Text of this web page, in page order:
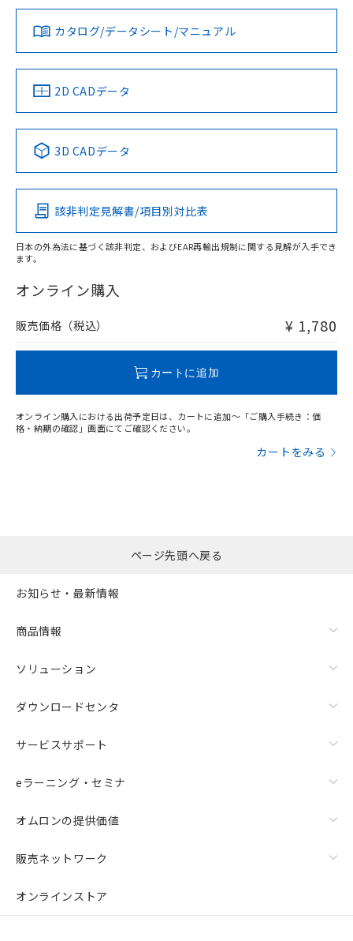
ダウンロードデータをご利用いただく前に、以下を必ずお読
みください。
ソフトウェアの使用条件
対応済み
中国 RoHS 注意事項・凡例
Pb Hg Cd Cr(VI)
O
在庫等で未対応品が混在する可能性があります。
問い合わせください。
カタログ/データシート/マニュアル
2D CADデータ
3D CADデータ
該非判定見解書/項目別対比表
日本の外為法に基づく該非判定、およびEAR再輸出規制に関する見解が入手でき
ます。
オンライン購入
販売価格（税込） ¥ 1,780
カートに追加
オンライン購入における出荷予定日は、カートに追加～「ご購入手続き：価
格・納期の確認」画面にてご確認ください。
カートをみる
ページ先頭へ戻る
お知らせ・最新情報
商品情報
ソリューション
ダウンロードセンタ
サービスサポート
eラーニング・セミナ
オムロンの提供価値
販売ネットワーク
オンラインストア